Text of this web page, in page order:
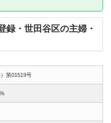
・世田谷区の主婦・
第01519号